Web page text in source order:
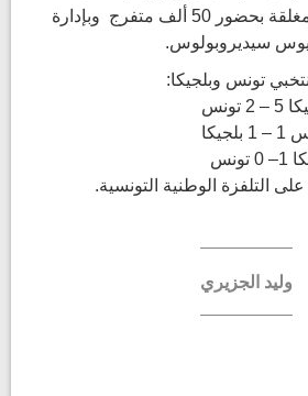
بروكسل أمام شبابيك مغلقة بحضور 50 ألف متفرج وبإدارة
سيديروبولوس.
تونس وبلجيكا:
التلفزة الوطنية التونسية.
وليد الجزيري